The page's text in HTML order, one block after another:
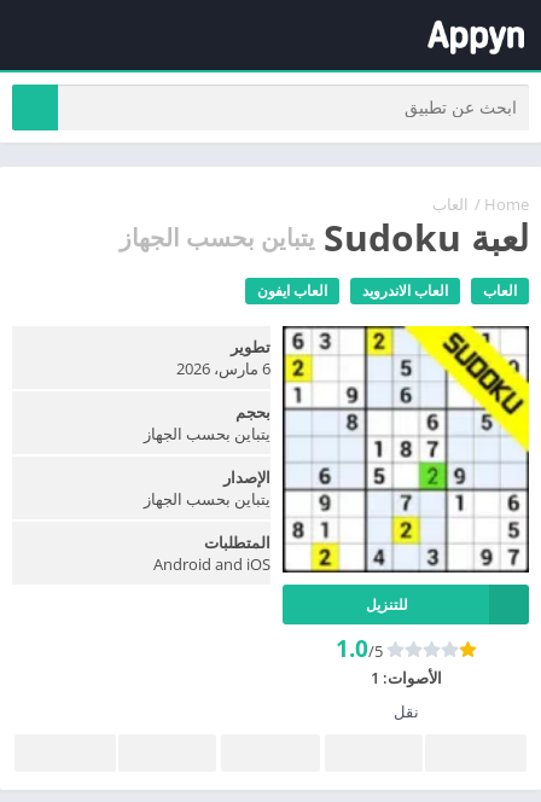
Home
/ العاب
لعبة Sudoku يتباين بحسب الجهاز
العاب العاب الاندرويد العاب ايفون
للتنزيل
1.0/5
الأصوات: 1
نقل
تطوير
6 مارس، 2026
بحجم
يتباين بحسب الجهاز
الإصدار
يتباين بحسب الجهاز
المتطلبات
Android and iOS